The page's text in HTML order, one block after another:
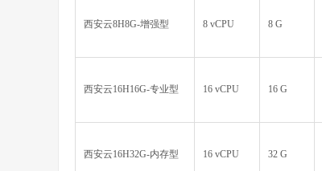
西安云8H8G-增强型 8 vCPU 8 G
西安云16H16G-专业型 16 vCPU 16 G
西安云16H32G-内存型 16 vCPU 32 G